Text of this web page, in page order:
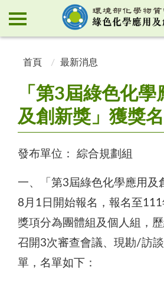
首頁 最新消息
「第3屆綠色化學
及創新獎」獲獎
發布單位： 綜合規劃組
一、「第3屆綠色化學應用及
8月1日開始報名，報名至111
獎項分為團體組及個人組，
召開3次審查會議、現勘/訪
單，名單如下：